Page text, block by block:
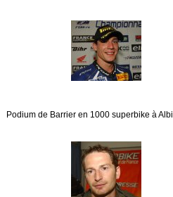
Podium de Barrier en 1000 superbike à Albi